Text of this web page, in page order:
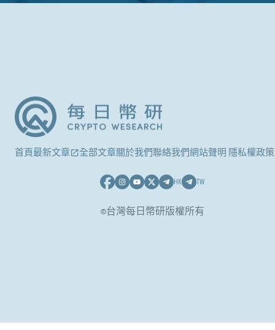
首頁最新文章 全部文章關於我們聯絡我們網站聲明 隱私權政策
HK TW
©台灣每日幣研版權所有